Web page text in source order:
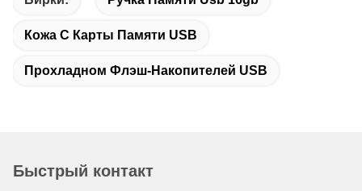
Кожа С Карты Памяти USB
Прохладном Флэш-Накопителей USB
Быстрый контакт